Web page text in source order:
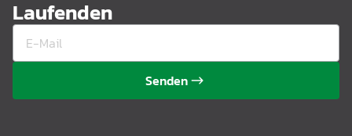
Laufenden
Senden